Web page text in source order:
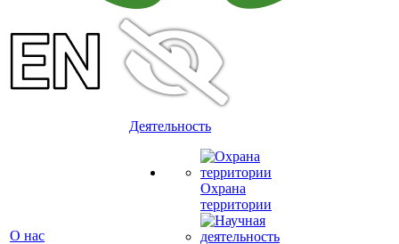
О нас
Деятельность
Охрана
территории